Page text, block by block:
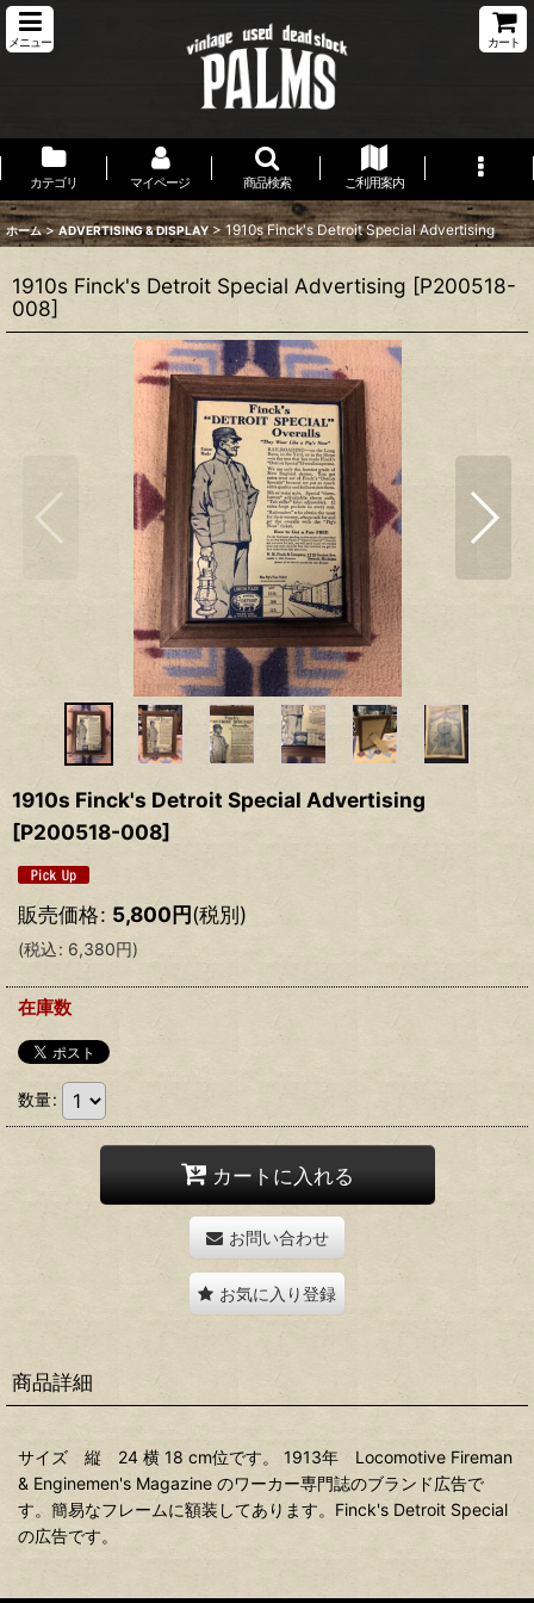
メニュー カート
カテゴリ マイページ 商品検索 ご利用案内
ホーム > ADVERTISING & DISPLAY > 1910s Finck's Detroit Special Advertising
1910s Finck's Detroit Special Advertising [P200518-
008]
1910s Finck's Detroit Special Advertising
[P200518-008]
販売価格: 5,800円(税別)
(税込: 6,380円)
在庫数
数量:
カートに入れる
お問い合わせ
お気に入り登録
商品詳細
サイズ 縦 24 横 18 cm位です。 1913年 Locomotive Fireman
& Enginemen's Magazine のワーカー専門誌のブランド広告で
す。簡易なフレームに額装してあります。Finck's Detroit Special
の広告です。